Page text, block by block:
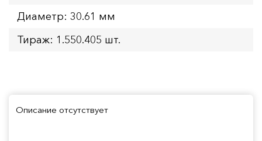
Диаметр: 30.61 мм
Тираж: 1.550.405 шт.
Описание отсутствует